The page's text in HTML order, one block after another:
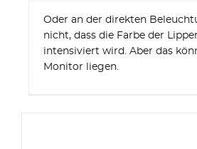
Oder an der direkten
nicht, dass die Farbe der
intensiviert wird. Aber das
Monitor liegen.